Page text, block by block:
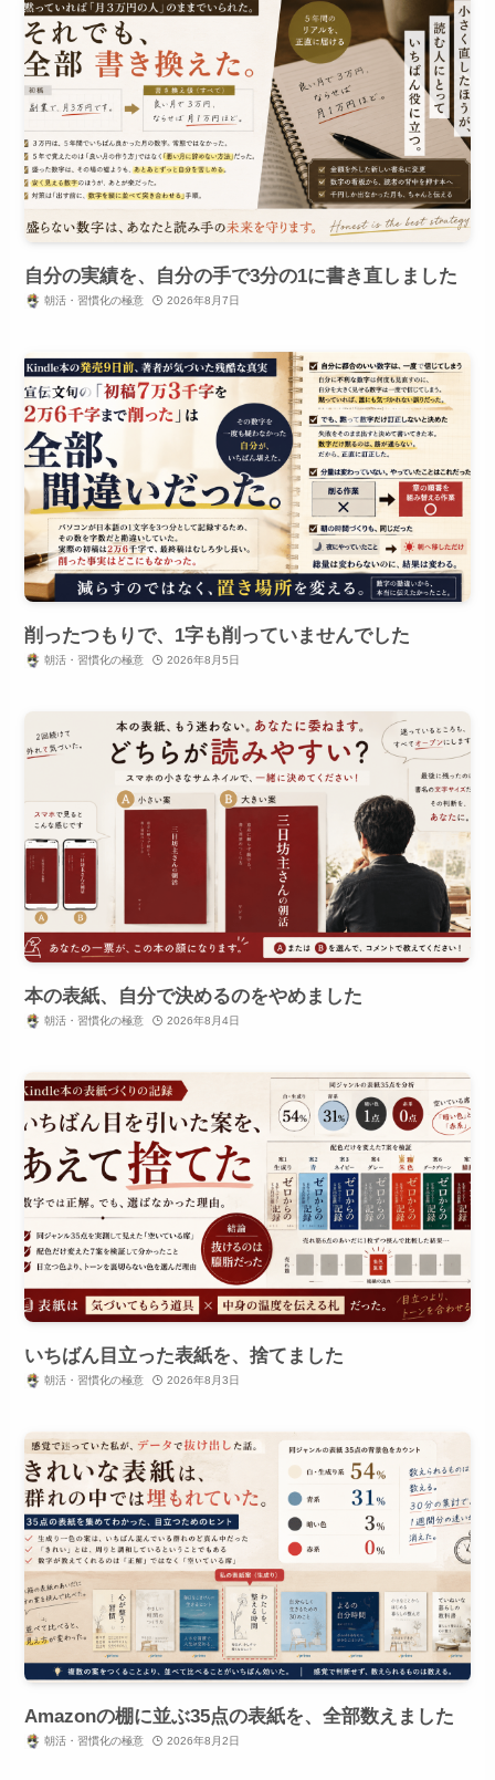
自分の実績を、自分の手で3分の1に書き直しました
朝活・習慣化の極意 2026年8月7日
削ったつもりで、1字も削っていませんでした
朝活・習慣化の極意 2026年8月5日
本の表紙、自分で決めるのをやめました
朝活・習慣化の極意 2026年8月4日
いちばん目立った表紙を、捨てました
朝活・習慣化の極意 2026年8月3日
Amazonの棚に並ぶ35点の表紙を、全部数えました
朝活・習慣化の極意 2026年8月2日